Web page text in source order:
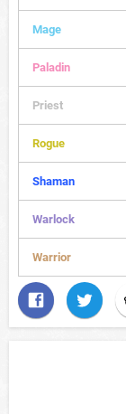
Mage
Paladin
Priest
Rogue
Shaman
Warlock
Warrior